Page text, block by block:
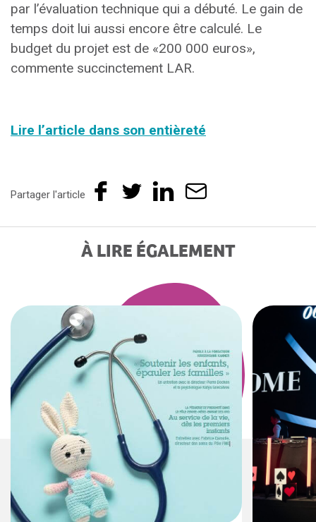
par l’évaluation technique qui a débuté. Le gain de
temps doit lui aussi encore être calculé. Le
budget du projet est de «200 000 euros»,
commente succinctement LAR.
Lire l’article dans son entièreté
Partager l'article
À LIRE ÉGALEMENT